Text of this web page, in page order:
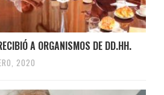
A ORGANISMOS DE DD.HH.
2020